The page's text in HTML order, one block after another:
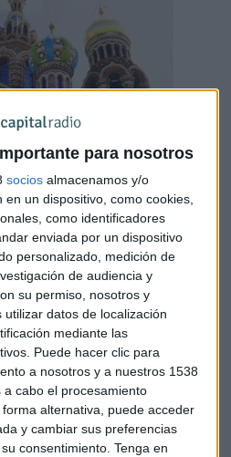
para nosotros
socios almacenamos y/o
un dispositivo, como cookies,
como identificadores
enviada por un dispositivo
personalizado, medición de
de audiencia y
su permiso, nosotros y
datos de localización
mediante las
Puede hacer clic para
a nosotros y a nuestros 1538
cabo el procesamiento
alternativa, puede acceder
y cambiar sus preferencias
consentimiento. Tenga en
oasis del mercado ruso
la operativa cada día
española con
del mercado
03-16
permitiendo la negociación de
en el MOEX
se encuentran el gigante
disparado el 20%, en línea con
Sberbank, sancionado por
el 19%, o la aerolínea estatal
el 20% para acabar un 5%